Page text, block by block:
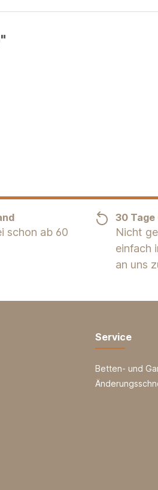
schon ab 60
30 Tage
Nicht
einfach
an uns
Service
Betten- und